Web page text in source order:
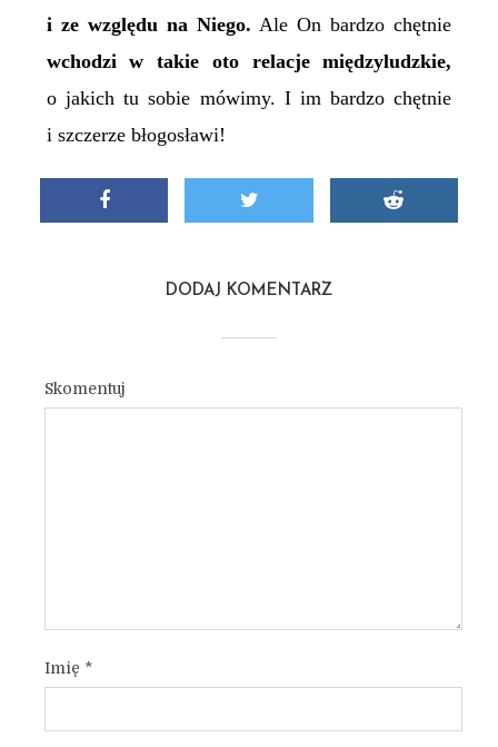
i ze względu na Niego.Ale On bardzo chętnie
wchodzi w takie oto relacje międzyludzkie,
o jakich tu sobie mówimy. I im bardzo chętnie
i szczerze błogosławi!
DODAJ KOMENTARZ
Skomentuj
Imię *